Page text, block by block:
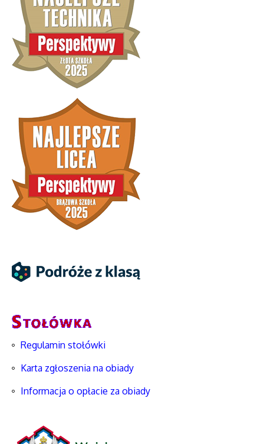
Regulamin stołówki
Karta zgłoszenia na obiady
Informacja o opłacie za obiady